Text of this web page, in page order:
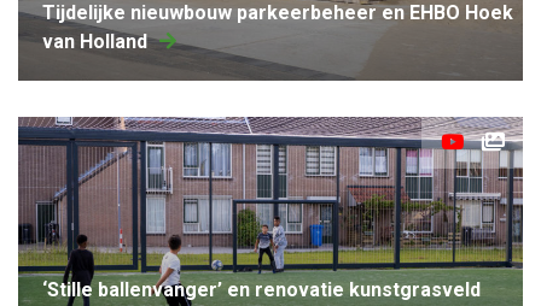
Tijdelijke nieuwbouw parkeerbeheer en EHBO Hoek
van Holland
‘Stille ballenvanger’ en renovatie kunstgrasveld